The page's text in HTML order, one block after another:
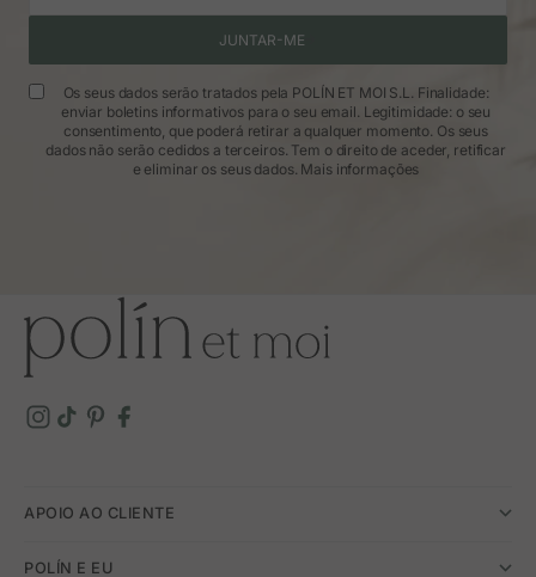
JUNTAR-ME
Os seus dados serão tratados pela POLÍN ET MOI S.L. Finalidade:
enviar boletins informativos para o seu email. Legitimidade: o seu
consentimento, que poderá retirar a qualquer momento. Os seus
dados não serão cedidos a terceiros. Tem o direito de aceder, retificar
e eliminar os seus dados. Mais informações
APOIO AO CLIENTE
POLÍN E EU